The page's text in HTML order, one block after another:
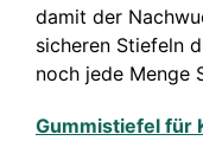
damit der
sicheren Stiefeln
noch jede Menge
Gummistiefel für